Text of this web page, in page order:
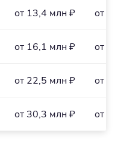
от 13,4 млн ₽ от
от 16,1 млн ₽ от
от 22,5 млн ₽ от
от 30,3 млн ₽ от